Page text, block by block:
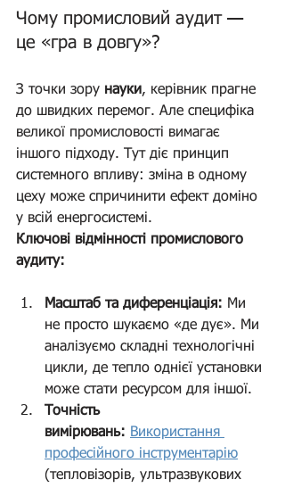
Чому промисловий аудит —
це «гра в довгу»?
З точки зору науки, керівник прагне
до швидких перемог. Але специфіка
великої промисловості вимагає
іншого підходу. Тут діє принцип
системного впливу: зміна в одному
цеху може спричинити ефект доміно
у всій енергосистемі.
Ключові відмінності промислового
аудиту:
Масштаб та диференціація: Ми
не просто шукаємо «де дує». Ми
аналізуємо складні технологічні
цикли, де тепло однієї установки
може стати ресурсом для іншої.
Точність
вимірювань: Використання
професійного інструментарію
(тепловізорів, ультразвукових